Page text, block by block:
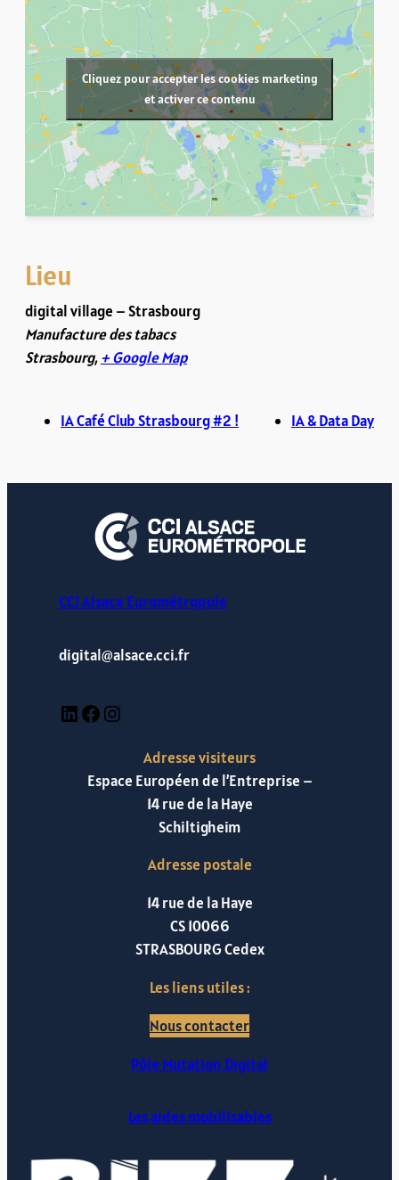
Lieu
digital village – Strasbourg
Manufacture des tabacs
Strasbourg,+ Google Map
Cliquez pour accepter les cookies marketing
et activer ce contenu
IA Café Club Strasbourg #2 ! IA & Data Day
CCI Alsace Eurométropole
digital@alsace.cci.fr
LinkedIn Facebook Instagram
Adresse visiteurs
Espace Européen de l’Entreprise –
14 rue de la Haye
Schiltigheim
Adresse postale
14 rue de la Haye
CS 10066
STRASBOURG Cedex
Les liens utiles :
Nous contacter
Pôle Mutation Digital
Les aides mobilisables